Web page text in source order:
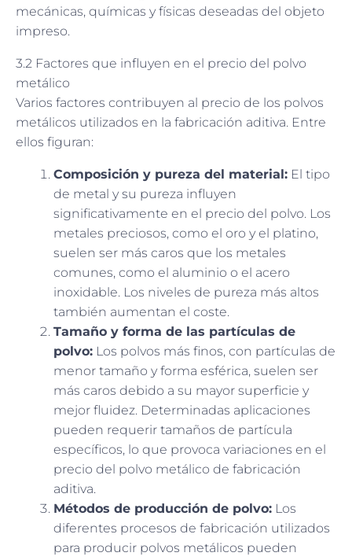
mecánicas, químicas y físicas deseadas del objeto
impreso.
3.2 Factores que influyen en el precio del polvo
metálico
Varios factores contribuyen al precio de los polvos
metálicos utilizados en la fabricación aditiva. Entre
ellos figuran:
Composición y pureza del material: El tipo
de metal y su pureza influyen
significativamente en el precio del polvo. Los
metales preciosos, como el oro y el platino,
suelen ser más caros que los metales
comunes, como el aluminio o el acero
inoxidable. Los niveles de pureza más altos
también aumentan el coste.
Tamaño y forma de las partículas de
polvo: Los polvos más finos, con partículas de
menor tamaño y forma esférica, suelen ser
más caros debido a su mayor superficie y
mejor fluidez. Determinadas aplicaciones
pueden requerir tamaños de partícula
específicos, lo que provoca variaciones en el
precio del polvo metálico de fabricación
aditiva.
Métodos de producción de polvo: Los
diferentes procesos de fabricación utilizados
para producir polvos metálicos pueden